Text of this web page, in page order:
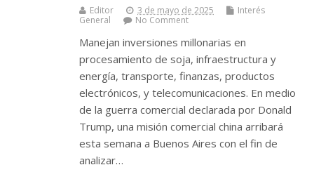
Editor 3 de mayo de 2025
Interés
General
No Comment
Manejan inversiones millonarias en
procesamiento de soja, infraestructura y
energía, transporte, finanzas, productos
electrónicos, y telecomunicaciones. En medio
de la guerra comercial declarada por Donald
Trump, una misión comercial china arribará
esta semana a Buenos Aires con el fin de
analizar…